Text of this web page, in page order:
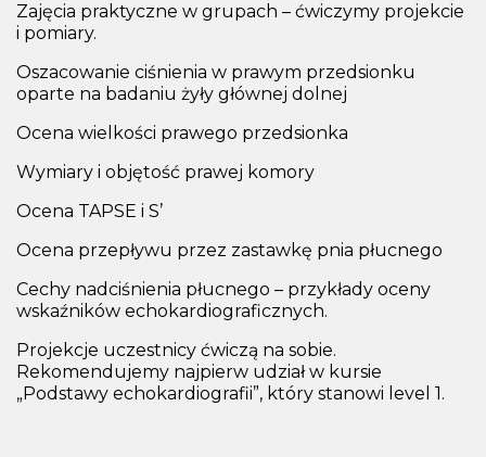
Zajęcia praktyczne w grupach – ćwiczymy projekcie
i pomiary.
Oszacowanie ciśnienia w prawym przedsionku
oparte na badaniu żyły głównej dolnej
Ocena wielkości prawego przedsionka
Wymiary i objętość prawej komory
Ocena TAPSE i S’
Ocena przepływu przez zastawkę pnia płucnego
Cechy nadciśnienia płucnego – przykłady oceny
wskaźników echokardiograficznych.
Projekcje uczestnicy ćwiczą na sobie.
Rekomendujemy najpierw udział w kursie
„Podstawy echokardiografii”, który stanowi level 1.